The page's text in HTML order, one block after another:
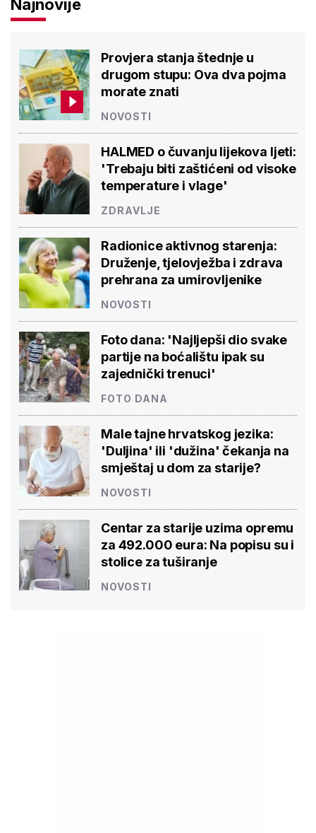
Najnovije
Provjera stanja štednje u
drugom stupu: Ova dva pojma
morate znati
NOVOSTI
HALMED o čuvanju lijekova ljeti:
'Trebaju biti zaštićeni od visoke
temperature i vlage'
ZDRAVLJE
Radionice aktivnog starenja:
Druženje, tjelovježba i zdrava
prehrana za umirovljenike
NOVOSTI
Foto dana: 'Najljepši dio svake
partije na boćalištu ipak su
zajednički trenuci'
FOTO DANA
Male tajne hrvatskog jezika:
'Duljina' ili 'dužina' čekanja na
smještaj u dom za starije?
NOVOSTI
Centar za starije uzima opremu
za 492.000 eura: Na popisu su i
stolice za tuširanje
NOVOSTI